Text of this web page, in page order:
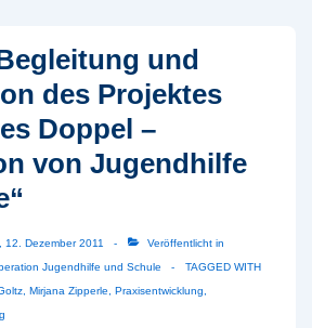
und
des Projektes
Doppel –
von Jugendhilfe
12. Dezember 2011
Veröffentlicht in
Jugendhilfe und Schule
TAGGED WITH
Mirjana Zipperle Praxisentwicklung